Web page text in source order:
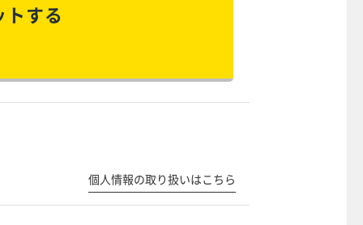
する
個人情報の取り扱いはこちら